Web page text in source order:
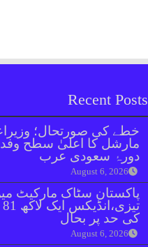
Recent Posts
خطے کی صورتحال؛
مارشل کا اعلیٰ سطح
دورۂ سعودی عرب
August 6, 2026
پاکستان سٹاک مارکیٹ
کی حد پر بحال
August 6, 2026